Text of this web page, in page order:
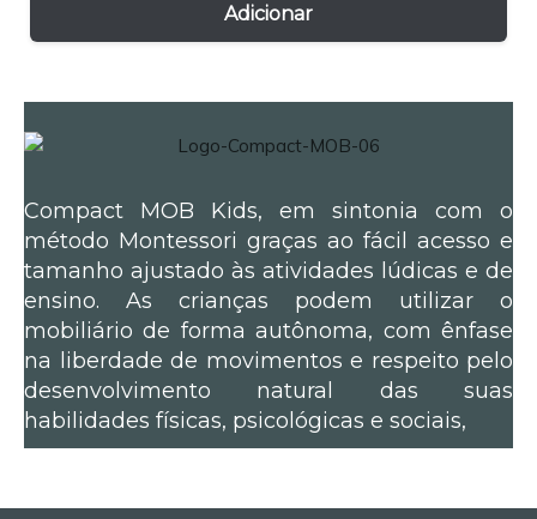
Adicionar
Compact MOB Kids, em sintonia com o
método Montessori graças ao fácil acesso e
tamanho ajustado às atividades lúdicas e de
ensino. As crianças podem utilizar o
mobiliário de forma autônoma, com ênfase
na liberdade de movimentos e respeito pelo
desenvolvimento natural das suas
habilidades físicas, psicológicas e sociais,